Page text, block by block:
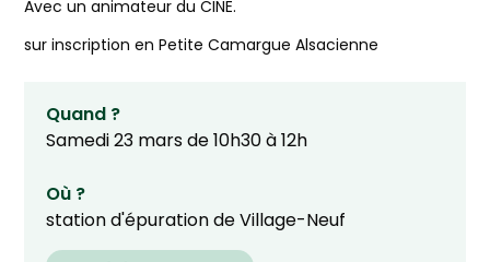
Avec un animateur du CINE.
sur inscription en Petite Camargue Alsacienne
Quand ?
Samedi 23 mars de 10h30 à 12h
Où ?
station d'épuration de Village-Neuf